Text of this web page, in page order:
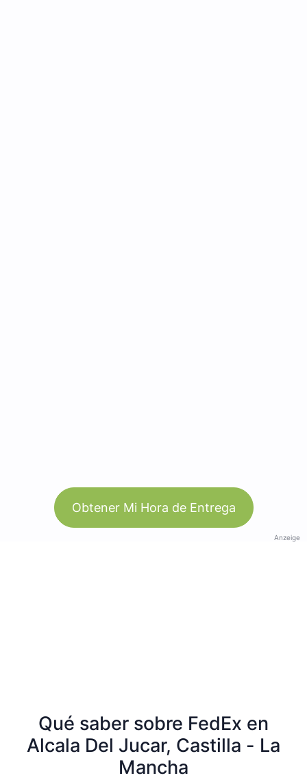
Obtener Mi Hora de Entrega
Anzeige
Qué saber sobre FedEx en
Alcala Del Jucar, Castilla - La
Mancha